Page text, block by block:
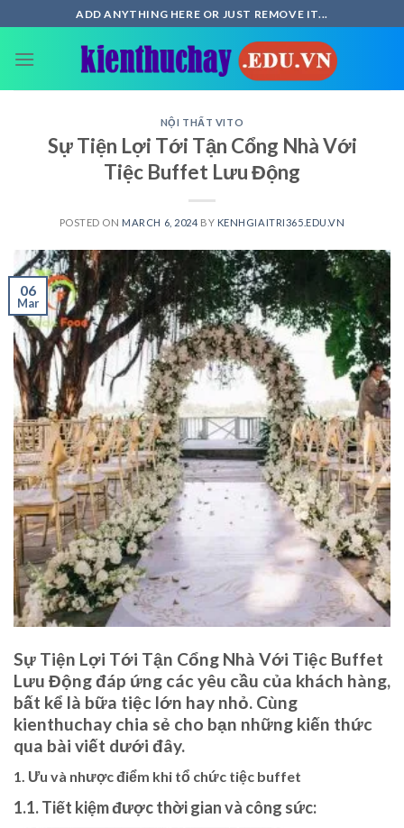
to
content
ADD ANYTHING HERE OR JUST REMOVE IT...
NỘI THẤT VITO
Sự Tiện Lợi Tới Tận Cổng Nhà Với
Tiệc Buffet Lưu Động
POSTED ON MARCH 6, 2024 BY KENHGIAITRI365.EDU.VN
06
Mar
Sự Tiện Lợi Tới Tận Cổng Nhà Với Tiệc Buffet
Lưu Động đáp ứng các yêu cầu của khách hàng,
bất kể là bữa tiệc lớn hay nhỏ. Cùng
kienthuchay chia sẻ cho bạn những kiến thức
qua bài viết dưới đây.
1. Ưu và nhược điểm khi tổ chức tiệc buffet
1.1. Tiết kiệm được thời gian và công sức: